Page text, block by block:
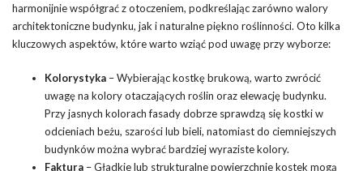
harmonijnie współgrać z otoczeniem, podkreślając zarówno walory
architektoniczne budynku, jak i naturalne piękno roślinności. Oto kilka
kluczowych aspektów, które warto wziąć pod uwagę przy wyborze:
Kolorystyka – Wybierając kostkę brukową, warto zwrócić
uwagę na kolory otaczających roślin orazelewacjębudynku.
Przy jasnych kolorach fasady dobrze sprawdzą się kostki w
odcieniach beżu, szarości lub bieli, natomiast do ciemniejszych
budynków można wybrać bardziej wyraziste kolory.
Faktura – Gładkie lub strukturalne powierzchnie kostek mogą